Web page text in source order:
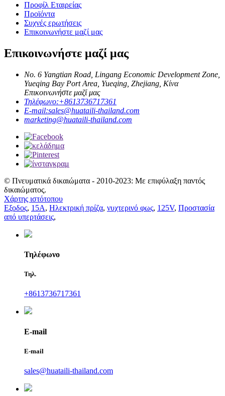
Προφίλ Εταιρείας
Προϊόντα
Συχνές ερωτήσεις
Επικοινωνήστε μαζί μας
Επικοινωνήστε μαζί μας
No. 6 Yangtian Road, Lingang Economic Development Zone,
Yueqing Bay Port Area, Yueqing, Zhejiang, Κίνα
Επικοινωνήστε μαζί μας
Τηλέφωνο:+8613736717361
E-mail:sales@huataili-thailand.com
marketing@huataili-thailand.com
© Πνευματικά δικαιώματα - 2010-2023: Με επιφύλαξη παντός
δικαιώματος.
Χάρτης ιστότοπου
Εξοδος, 15Α, Ηλεκτρική πρίζα, νυχτερινό φως, 125V, Προστασία
από υπερτάσεις,
Τηλέφωνο
Τηλ.
+8613736717361
E-mail
E-mail
sales@huataili-thailand.com